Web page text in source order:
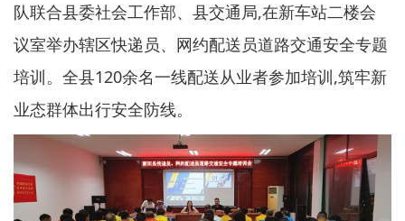
队联合县委社会工作部、县交通局,在新车站二楼会
议室举办辖区快递员、网约配送员道路交通安全专题
培训。全县120余名一线配送从业者参加培训,筑牢新
业态群体出行安全防线。